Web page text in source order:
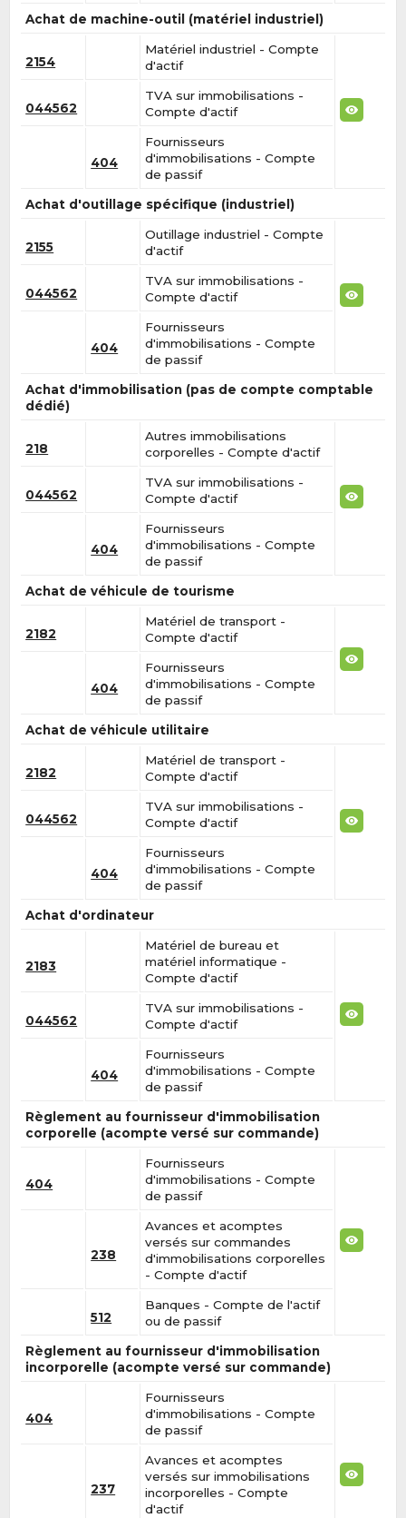
Achat de machine-outil (matériel industriel)
2154
Matériel industriel - Compte
d'actif
044562
TVA sur immobilisations -
Compte d'actif
404
Fournisseurs
d'immobilisations - Compte
de passif
Achat d'outillage spécifique (industriel)
2155
Outillage industriel - Compte
d'actif
044562
TVA sur immobilisations -
Compte d'actif
404
Fournisseurs
d'immobilisations - Compte
de passif
Achat d'immobilisation (pas de compte comptable
dédié)
218
Autres immobilisations
corporelles - Compte d'actif
044562
TVA sur immobilisations -
Compte d'actif
404
Fournisseurs
d'immobilisations - Compte
de passif
Achat de véhicule de tourisme
2182
Matériel de transport -
Compte d'actif
404
Fournisseurs
d'immobilisations - Compte
de passif
Achat de véhicule utilitaire
2182
Matériel de transport -
Compte d'actif
044562
TVA sur immobilisations -
Compte d'actif
404
Fournisseurs
d'immobilisations - Compte
de passif
Achat d'ordinateur
2183
Matériel de bureau et
matériel informatique -
Compte d'actif
044562
TVA sur immobilisations -
Compte d'actif
404
Fournisseurs
d'immobilisations - Compte
de passif
Règlement au fournisseur d'immobilisation
corporelle (acompte versé sur commande)
404
Fournisseurs
d'immobilisations - Compte
de passif
238
Avances et acomptes
versés sur commandes
d'immobilisations corporelles
- Compte d'actif
512
Banques - Compte de l'actif
ou de passif
Règlement au fournisseur d'immobilisation
incorporelle (acompte versé sur commande)
404
Fournisseurs
d'immobilisations - Compte
de passif
237
Avances et acomptes
versés sur immobilisations
incorporelles - Compte
d'actif